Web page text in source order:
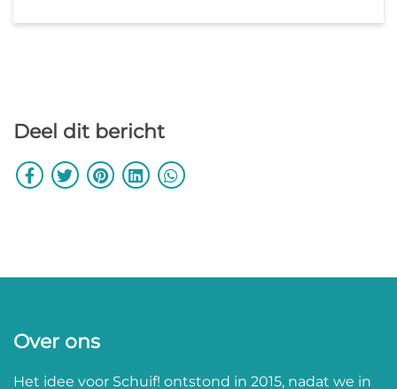
Deel dit bericht
Over ons
Het idee voor Schuif! ontstond in 2015, nadat we in